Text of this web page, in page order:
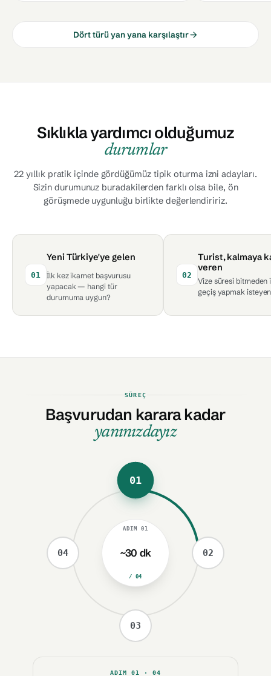
Dört türü yan yana karşılaştır
Sıklıkla yardımcı olduğumuz
durumlar
22 yıllık pratik içinde gördüğümüz tipik oturma izni adayları.
Sizin durumunuz buradakilerden farklı olsa bile, ön
görüşmede uygunluğu birlikte değerlendiririz.
01
Yeni Türkiye'ye gelen
İlk kez ikamet başvurusu
yapacak — hangi tür
durumuma uygun?
02
Turist, kalmaya
veren
Vize süresi bitmeden
geçiş yapmak
SÜREÇ
Başvurudan karara kadar
yanınızdayız
ADIM01
~30 dk
/ 04
01
02
03
04
ADIM 01 · 04